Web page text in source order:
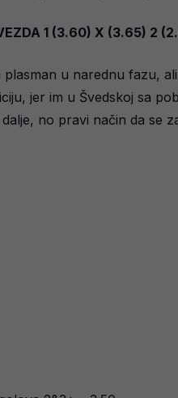
1 (3.60) X (3.65) 2
plasman u narednu fazu,
jer im u Švedskoj sa
no pravi način da se